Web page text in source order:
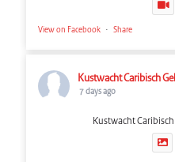
View on Facebook · Share
Kustwacht Caribisch
7 days ago
Kustwacht